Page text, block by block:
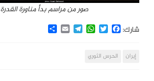
صور من مراسم بدأ مناورة القدرة
شارك:
Facebook
Twitter
WhatsApp
Telegram
Email
Share
إيران الحرس الثوري